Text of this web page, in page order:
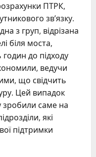
ПТРК,
зв’язку.
з груп, відрізана
біля моста,
до підходу
ведучи
що свідчить
Цей випадок
зробили саме на
які
підтримки